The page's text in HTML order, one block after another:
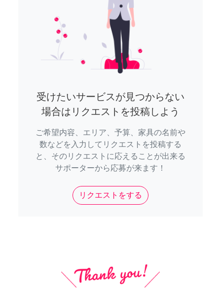
受けたいサービスが見つからない
場合はリクエストを投稿しよう
ご希望内容、エリア、予算、家具の名前や
数などを入力してリクエストを投稿する
と、そのリクエストに応えることが出来る
サポーターから応募が来ます！
リクエストをする